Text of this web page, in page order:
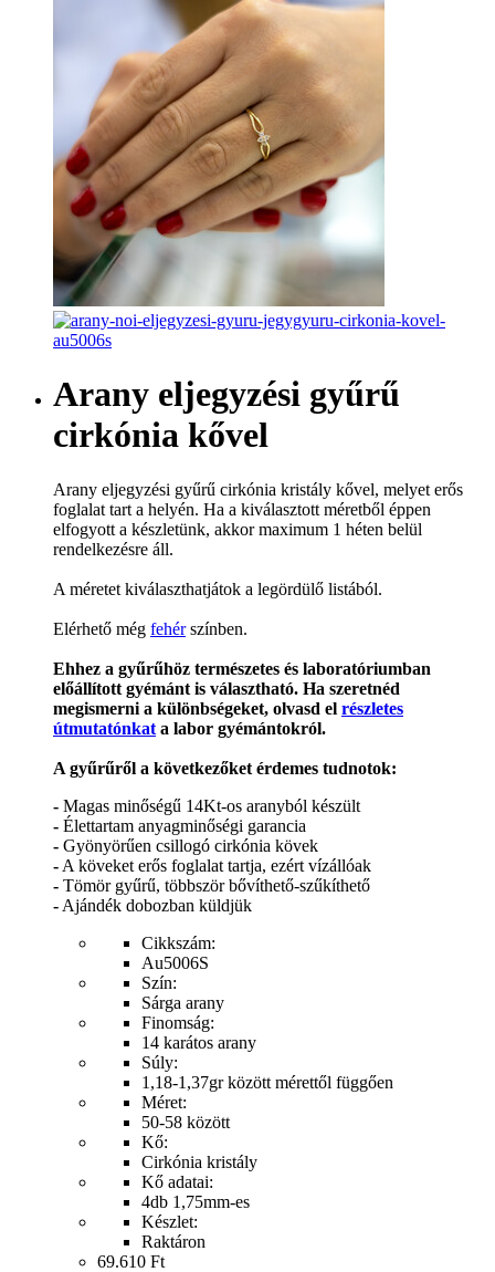
Arany eljegyzési gyűrű
cirkónia kővel
Arany eljegyzési gyűrű cirkónia kristály kővel, melyet erős
foglalat tart a helyén. Ha a kiválasztott méretből éppen
elfogyott a készletünk, akkor maximum 1 héten belül
rendelkezésre áll.
A méretet kiválaszthatjátok a legördülő listából.
Elérhető még fehérszínben.
Ehhez a gyűrűhöz természetes és laboratóriumban
előállított gyémánt is választható. Ha szeretnéd
megismerni a különbségeket, olvasd el részletes
útmutatónkat a labor gyémántokról.
A gyűrűről a következőket érdemes tudnotok:
- Magas minőségű 14Kt-os aranyból készült
- Élettartam anyagminőségi garancia
- Gyönyörűen csillogó cirkónia kövek
- A köveket erős foglalat tartja, ezért vízállóak
- Tömör gyűrű, többször bővíthető-szűkíthető
- Ajándék dobozban küldjük
Cikkszám:
Au5006S
Szín:
Sárga arany
Finomság:
14 karátos arany
Súly:
1,18-1,37gr között mérettől függően
Méret:
50-58 között
Kő:
Cirkónia kristály
Kő adatai:
4db 1,75mm-es
Készlet:
Raktáron
69.610 Ft